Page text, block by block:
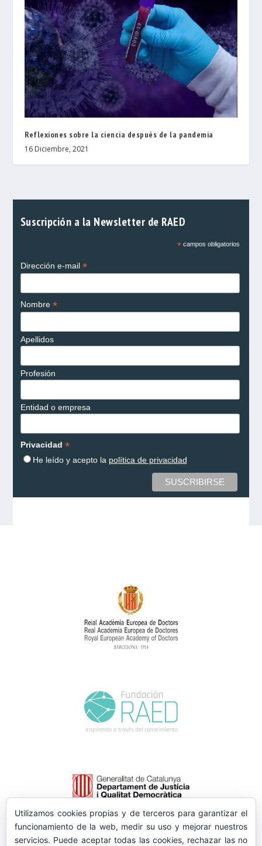
Reflexiones sobre la ciencia después de la pandemia
16 Diciembre, 2021
Suscripción a la Newsletter de RAED
*campos obligatorios
Dirección e-mail *
Nombre *
Apellidos
Profesión
Entidad o empresa
Privacidad *
He leído y acepto la política de privacidad
Utilizamos cookies propias y de terceros para garantizar el
funcionamiento de la web, medir su uso y mejorar nuestros
servicios. Puede aceptar todas las cookies, rechazar las no